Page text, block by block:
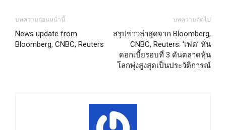
บทความก่อนหน้านี้
News update from
Bloomberg, CNBC, Reuters
บทความถัดไป
สรุปข่าวล่าสุดจาก Bloomberg,
CNBC, Reuters: ‘เฟด’ หั่น
ดอกเบี้ยรอบที่ 3 ดันตลาดหุ้น
โลกพุ่งสูงสุดเป็นประวัติการณ์